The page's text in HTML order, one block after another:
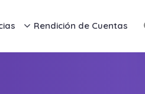
Rendición de Cuentas